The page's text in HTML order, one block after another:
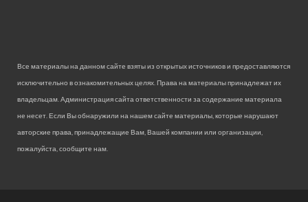
Все материалы на данном сайте взяты из открытых источников и предоставляются
исключительно в ознакомительных целях. Права на материалы принадлежат их
владельцам. Администрация сайта ответственности за содержание материала
не несет. Если Вы обнаружили на нашем сайте материалы, которые нарушают
авторские права, принадлежащие Вам, Вашей компании или организации,
пожалуйста, сообщите нам.